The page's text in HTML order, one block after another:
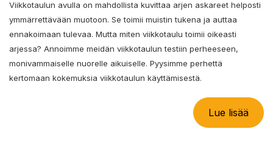
Viikkotaulun avulla on mahdollista kuvittaa arjen askareet helposti
ymmärrettävään muotoon. Se toimii muistin tukena ja auttaa
ennakoimaan tulevaa. Mutta miten viikkotaulu toimii oikeasti
arjessa? Annoimme meidän viikkotaulun testiin perheeseen,
monivammaiselle nuorelle aikuiselle. Pyysimme perhettä
kertomaan kokemuksia viikkotaulun käyttämisestä.
Lue lisää